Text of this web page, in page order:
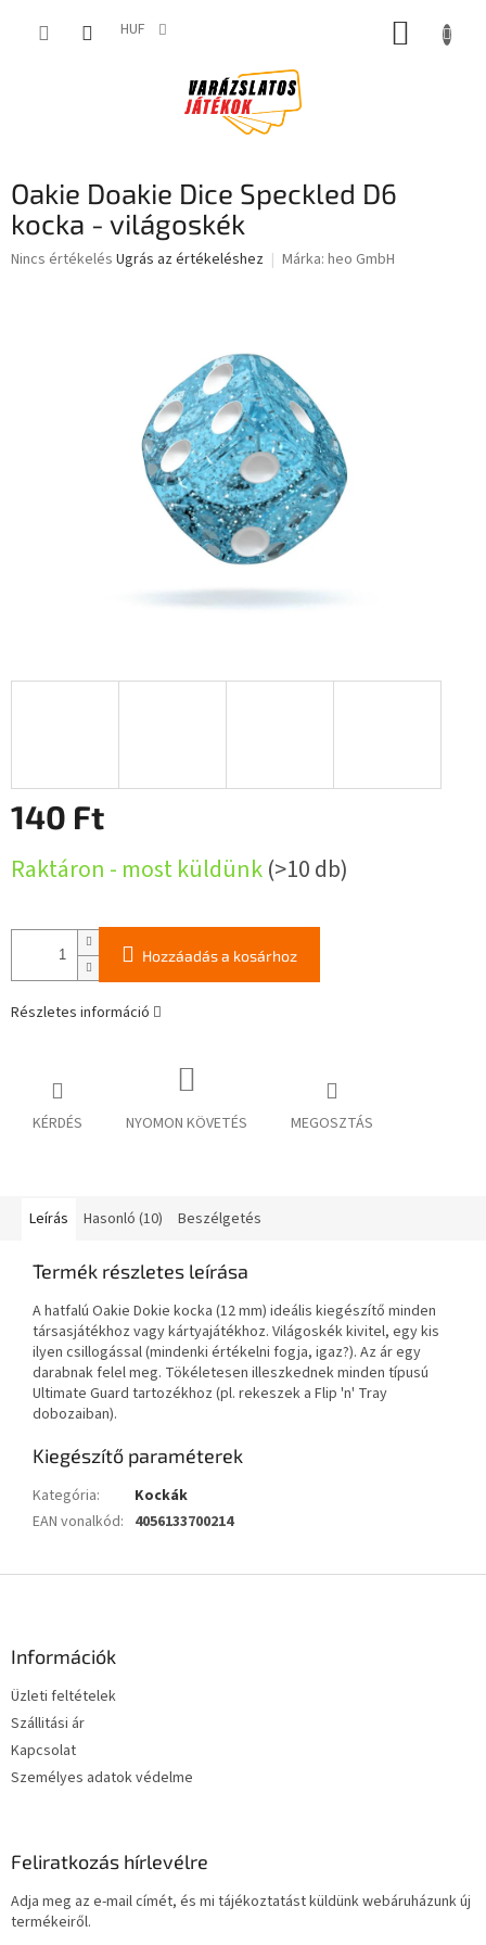
HUF KOSÁR
Oakie Doakie Dice Speckled D6
kocka - világoskék
A
Nincs értékelés Ugrás az értékeléshez Márka: heo GmbH
140 Ft
Raktáron - most küldünk(>10 db)
Hozzáadás a kosárhoz
Részletes információ
KÉRDÉS NYOMON KÖVETÉS MEGOSZTÁS
Leírás Hasonló (10) Beszélgetés
Termék részletes leírása
A hatfalú Oakie Dokie kocka (12 mm) ideális kiegészítő minden
társasjátékhoz vagy kártyajátékhoz. Világoskék kivitel, egy kis
ilyen csillogással (mindenki értékelni fogja, igaz?). Az ár egy
darabnak felel meg. Tökéletesen illeszkednek minden típusú
Ultimate Guard tartozékhoz (pl. rekeszek a Flip 'n' Tray
dobozaiban).
Kiegészítő paraméterek
Kategória:
Kockák
EAN vonalkód: 4056133700214
Információk
Üzleti feltételek
Szállitási ár
Kapcsolat
Személyes adatok védelme
Feliratkozás hírlevélre
Adja meg az e-mail címét, és mi tájékoztatást küldünk webáruházunk új
termékeiről.